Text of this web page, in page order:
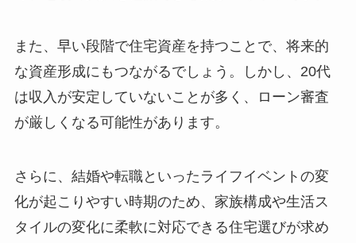
また、早い段階で住宅資産を持つことで、将来的
な資産形成にもつながるでしょう。しかし、20代
は収入が安定していないことが多く、ローン審査
が厳しくなる可能性があります。
さらに、結婚や転職といったライフイベントの変
化が起こりやすい時期のため、家族構成や生活ス
タイルの変化に柔軟に対応できる住宅選びが求め